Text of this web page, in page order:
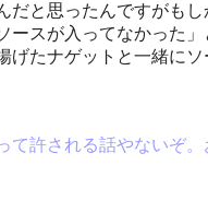
だと思ったんですがも
ースが入ってなかった
げたナゲットと一緒に
て許される話やないぞ